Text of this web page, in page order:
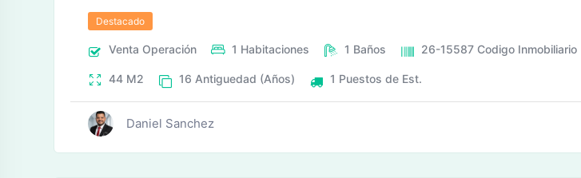
Destacado
Venta Operación 1 Habitaciones 1 Baños 26-15587 Codigo Inmobiliario
44 M2 16 Antiguedad (Años) 1 Puestos de Est.
Daniel Sanchez